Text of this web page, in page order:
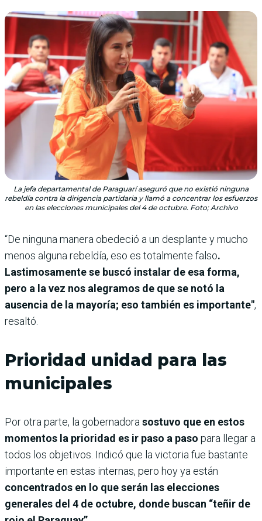
La jefa departamental de Paraguarí aseguró que no existió ninguna
rebeldía contra la dirigencia partidaria y llamó a concentrar los esfuerzos
en las elecciones municipales del 4 de octubre. Foto; Archivo
“De ninguna manera obedeció a un desplante y mucho
menos alguna rebeldía, eso es totalmente falso.
Lastimosamente se buscó instalar de esa forma,
pero a la vez nos alegramos de que se notó la
ausencia de la mayoría; eso también es importante",
resaltó.
Prioridad unidad para las
municipales
Por otra parte, la gobernadora sostuvo que en estos
momentos la prioridad es ir paso a paso para llegar a
todos los objetivos. Indicó que la victoria fue bastante
importante en estas internas, pero hoy ya están
concentrados en lo que serán las elecciones
generales del 4 de octubre, donde buscan “teñir de